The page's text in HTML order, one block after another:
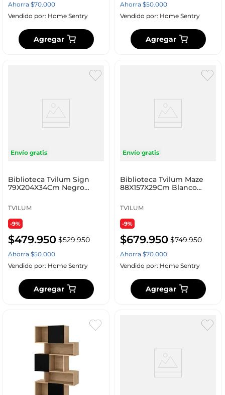
Ahorra $70.000
Vendido por: Home Sentry
Agregar
Ahorra $50.000
Vendido por: Home Sentry
Agregar
Envío gratis
Biblioteca Tvilum Sign
79X204X34Cm Negro
TVILUM
-9%
$479.950 $529.950
Ahorra $50.000
Vendido por: Home Sentry
Agregar
Envío gratis
Biblioteca Tvilum Maze
88X157X29Cm Blanco
TVILUM
-9%
$679.950 $749.950
Ahorra $70.000
Vendido por: Home Sentry
Agregar